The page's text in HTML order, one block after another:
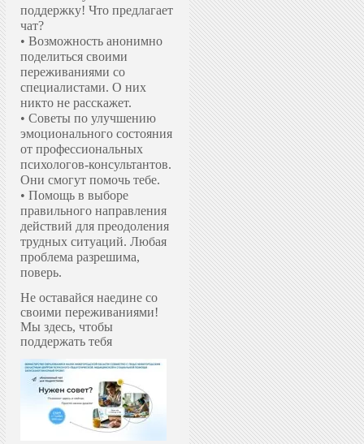
поддержку! Что предлагает
чат?
• Возможность анонимно
поделиться своими
переживаниями со
специалистами. О них
никто не расскажет.
• Советы по улучшению
эмоционального состояния
от профессиональных
психологов-консультантов.
Они смогут помочь тебе.
• Помощь в выборе
правильного направления
действий для преодоления
трудных ситуаций. Любая
проблема разрешима,
поверь.
Не оставайся наедине со
своими переживаниями!
Мы здесь, чтобы
поддержать тебя